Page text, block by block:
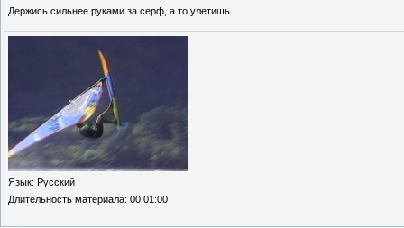
Держись сильнее руками за серф, а то улетишь.
Язык: Русский
Длительность материала: 00:01:00